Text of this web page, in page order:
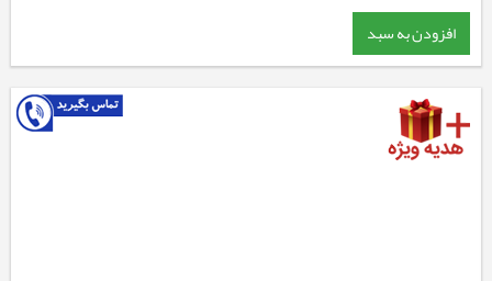
افزودن به سبد